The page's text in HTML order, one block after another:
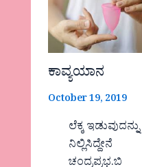
ಕಾವ್ಯಯಾನ
October 19, 2019
ಲೆಕ್ಕ ಇಡುವುದನ್ನು
ನಿಲ್ಲಿಸಿದ್ದೇನೆ